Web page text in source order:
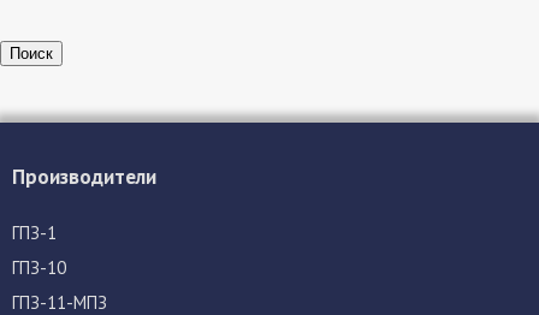
Поиск
Производители
ГПЗ-1
ГПЗ-10
ГПЗ-11-МПЗ